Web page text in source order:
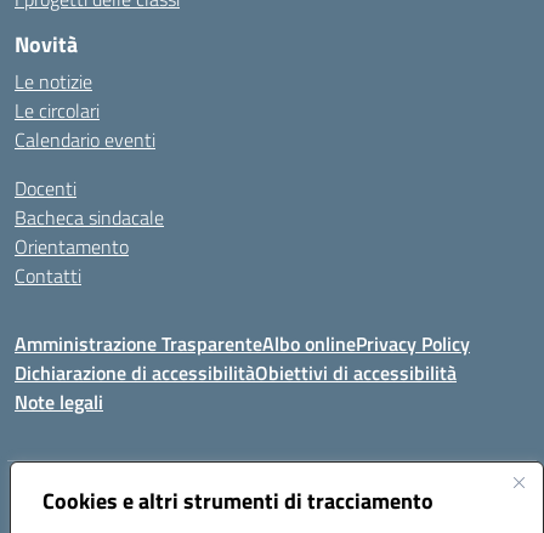
Cookies e altri strumenti di tracciamento
Novità
Le notizie
Le circolari
Calendario eventi
Docenti
Bacheca sindacale
Orientamento
Contatti
Amministrazione TrasparenteAlbo onlinePrivacy Policy
Dichiarazione di accessibilitàObiettivi di accessibilità
Note legali
Indirizzo:Viale P. Togliatti snc 67039 Sulmona (AQ)